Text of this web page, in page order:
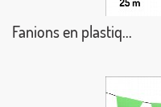
Fanions en plastiq...